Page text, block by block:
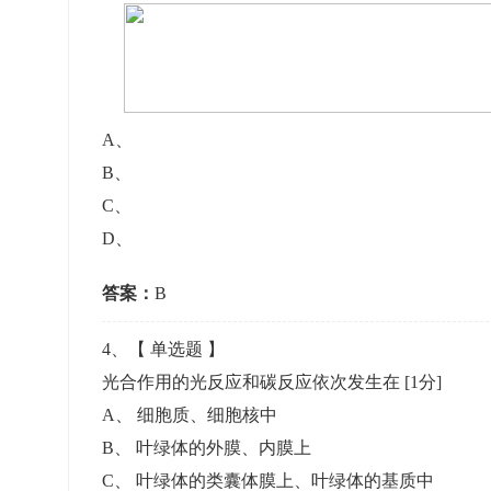
A
B
C
D
答案： B
4 、【 单选题 】
光合作用的光反应和碳反应依次发生在 [1分]
A
细胞质、细胞核中
B
叶绿体的外膜、内膜上
C
叶绿体的类囊体膜上、叶绿体的基质中